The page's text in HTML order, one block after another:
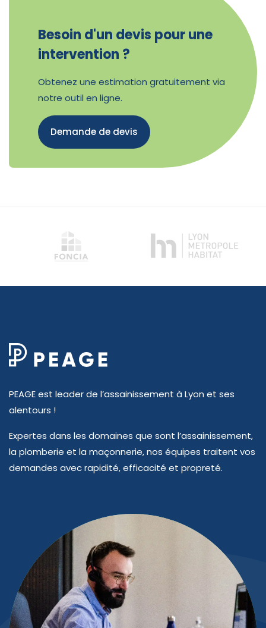
Besoin d'un devis pour une
intervention ?
Obtenez une estimation gratuitement via
notre outil en ligne.
Demande de devis
PEAGE est leader de l’assainissement à Lyon et ses
alentours !
Expertes dans les domaines que sont l’assainissement,
la plomberie et la maçonnerie, nos équipes traitent vos
demandes avec rapidité, efficacité et propreté.